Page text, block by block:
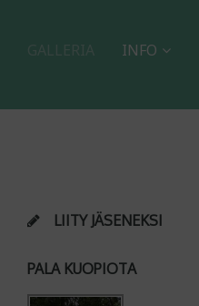
INFO
LIITY JÄSENEKSI
PALA KUOPIOTA